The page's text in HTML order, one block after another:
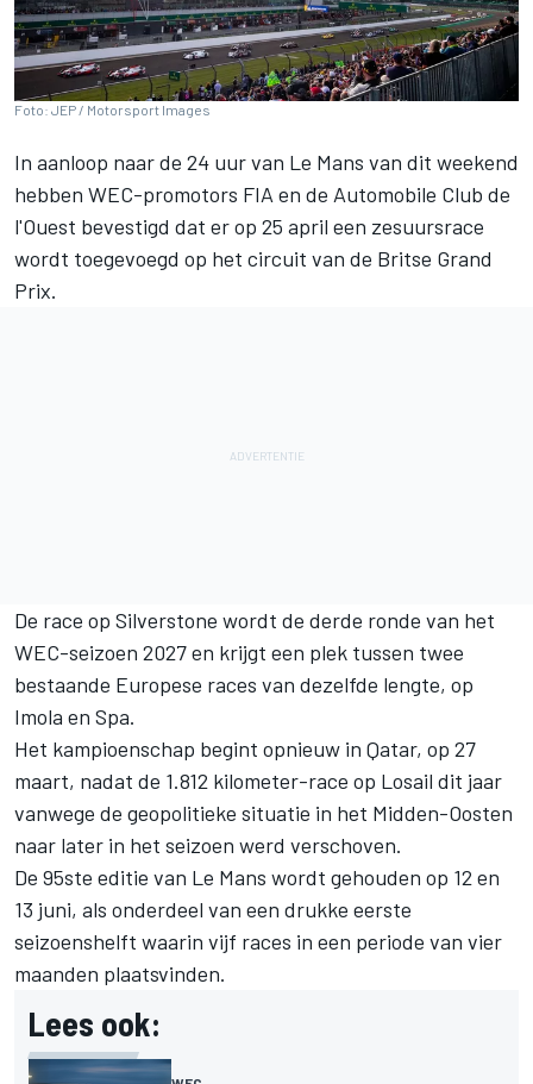
Foto: JEP / Motorsport Images
In aanloop naar de 24 uur van Le Mans van dit weekend
hebben WEC-promotors FIA en de Automobile Club de
l'Ouest bevestigd dat er op 25 april een zesuursrace
wordt toegevoegd op het circuit van de Britse Grand
Prix.
De race op Silverstone wordt de derde ronde van het
WEC-seizoen 2027 en krijgt een plek tussen twee
bestaande Europese races van dezelfde lengte, op
Imola en Spa.
Het kampioenschap begint opnieuw in Qatar, op 27
maart, nadat de 1.812 kilometer-race op Losail dit jaar
vanwege de geopolitieke situatie in het Midden-Oosten
naar later in het seizoen werd verschoven.
De 95ste editie van Le Mans wordt gehouden op 12 en
13 juni, als onderdeel van een drukke eerste
seizoenshelft waarin vijf races in een periode van vier
maanden plaatsvinden.
Lees ook: